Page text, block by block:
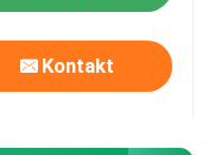
Kontakt